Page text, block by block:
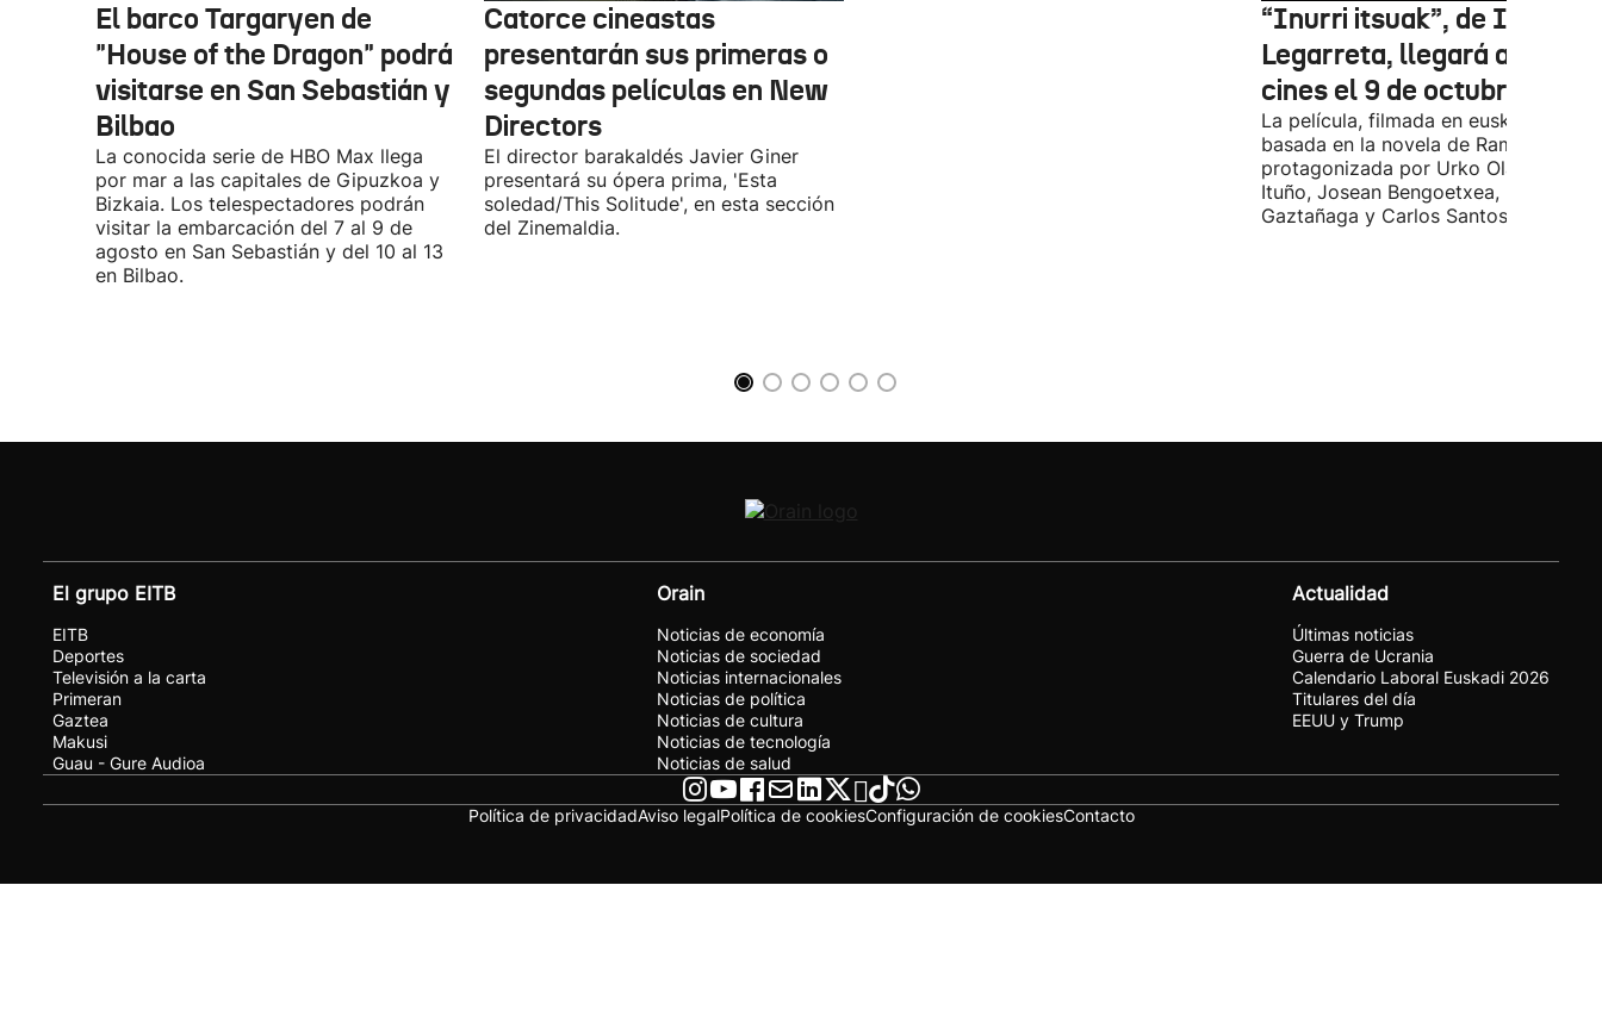
El barco Targaryen de
"House of the Dragon" podrá
visitarse en San Sebastián y
Bilbao
La conocida serie de HBO Max llega
por mar a las capitales de Gipuzkoa y
Bizkaia. Los telespectadores podrán
visitar la embarcación del 7 al 9 de
agosto en San Sebastián y del 10 al 13
en Bilbao.
Catorce cineastas
presentarán sus primeras o
segundas películas en New
Directors
El director barakaldés Javier Giner
presentará su ópera prima, 'Esta
soledad/This Solitude', en esta sección
del Zinemaldia.
“Inurri itsuak”, de Igor
Legarreta, llegará a los
cines el 9 de octubre
La película, filmada en euskera, está
basada en la novela de Ramiro
protagonizada por Urko Olazabal,
Ituño, Josean Bengoetxea, Miren
Gaztañaga y Carlos Santos.
El grupo EITB
EITB
Deportes
Televisión a la carta
Primeran
Gaztea
Makusi
Guau - Gure Audioa
Orain
Noticias de economía
Noticias de sociedad
Noticias internacionales
Noticias de política
Noticias de cultura
Noticias de tecnología
Noticias de salud
Actualidad
Últimas noticias
Guerra de Ucrania
Calendario Laboral Euskadi 2026
Titulares del día
EEUU y Trump
Política de privacidadAviso legalPolítica de cookiesConfiguración de cookiesContacto